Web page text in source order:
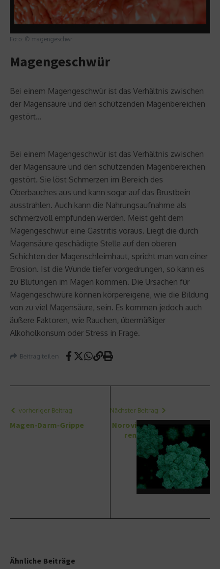
Foto: © magengeschwr
Magengeschwür
Bei einem Magengeschwür ist das Verhältnis zwischen
der Magensäure und den schützenden Magenbereichen
gestört…
Bei einem Magengeschwür ist das Verhältnis zwischen
der Magensäure und den schützenden Magenbereichen
gestört. Sie löst Schmerzen im Bereich des
Oberbauches aus und kann sogar auf das Brustbein
ausstrahlen. Auch kann die Nahrungsaufnahme als
schmerzvoll empfunden werden. Meist geht dem
Magengeschwür eine Gastritis voraus. Liegt die durch
Magensäure geschädigte Stelle auf den oberen
Schichten der Magenschleimhaut, spricht man von einer
Erosion. Ist die Wunde tiefer vorgedrungen, so kann es
zu Blutungen im Magen kommen. Die Ursachen für
Magengeschwüre können körpereigene, wie die Bildung
von zu viel Magensäure, sein. Es kommen jedoch auch
äußere Faktoren, wie Rauchen, übermäßiger
Alkoholkonsum oder Stress in Frage.
Beitrag teilen
vorheriger Beitrag
Magen-Darm-Grippe
Nächster Beitrag
Norovi
ren
Ähnliche Beiträge